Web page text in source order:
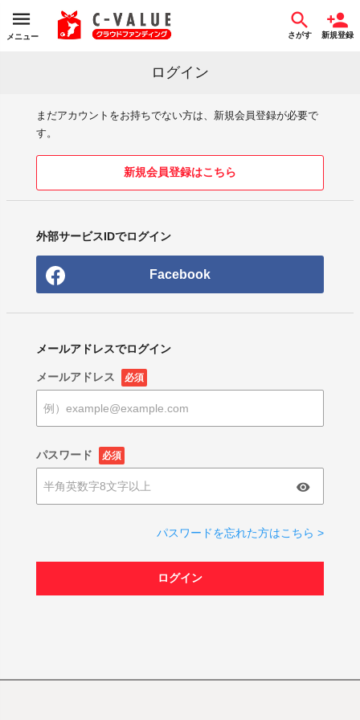
メニュー さがす 新規登録
ログイン
まだアカウントをお持ちでない方は、新規会員登録が必要で
す。
新規会員登録はこちら
外部サービスIDでログイン
Facebook
メールアドレスでログイン
メールアドレス 必須
パスワード 必須
パスワードを忘れた方はこちら >
ログイン